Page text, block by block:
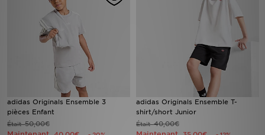
adidas Originals Ensemble 3
pièces Enfant
Était50,00€
adidas Originals Ensemble T-
shirt/short Junior
Était40,00€